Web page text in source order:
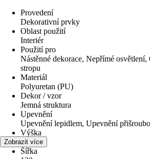
Provedení
Dekorativní prvky
Oblast použití
Interiér
Použití pro
Nástěnné dekorace, Nepřímé
stropu
Materiál
Polyuretan (PU)
Dekor / vzor
Jemná struktura
Upevnění
Upevnění lepidlem, Upevnění
Výška
12 cm
Šířka
Zobrazit více